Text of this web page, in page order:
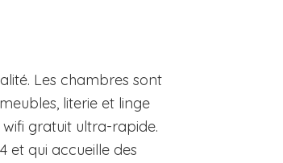
Les chambres sont
literie et linge
gratuit ultra-rapide.
et qui accueille des